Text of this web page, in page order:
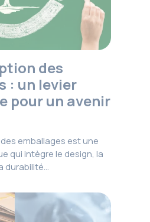
des
: un levier
pour un avenir
emballages est une
qui intègre le design, la
durabilité…